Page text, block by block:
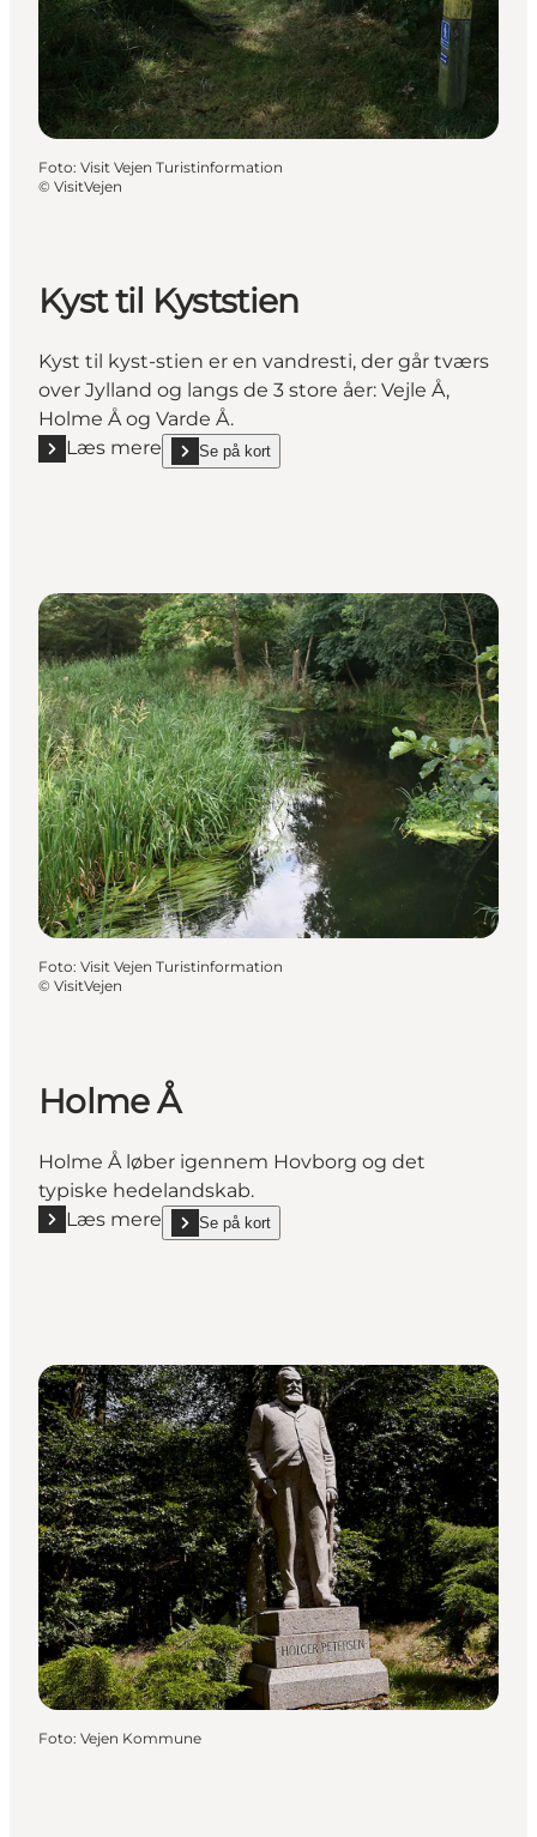
Foto: Visit Vejen Turistinformation
© VisitVejen
Kyst til Kyststien
Kyst til kyst-stien er en vandresti, der går tværs
over Jylland og langs de 3 store åer: Vejle Å,
Holme Å og Varde Å.
Læs mere
Læs mere "Kyst til Kyststien"
Se på kort
show Kyst til Kyststien on_map
Foto: Visit Vejen Turistinformation
© VisitVejen
Holme Å
Holme Å løber igennem Hovborg og det
typiske hedelandskab.
Læs mere
Læs mere "Holme Å"Se på kort
show Holme Å on_map
Foto: Vejen Kommune